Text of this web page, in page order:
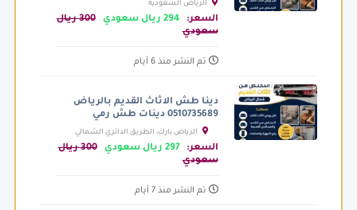
السعر: 294 ريال سعودي
300 ريال
سعودي
تم النشر منذ 6 أيام
دينا طش الاثاث القديم بالرياض
0510735689 دينات طش رمي
الرياض بارك، الطريق الدائري الشمالي
الفرعي، الرياض السعودية
السعر: 297 ريال سعودي
300 ريال
سعودي
تم النشر منذ 7 أيام